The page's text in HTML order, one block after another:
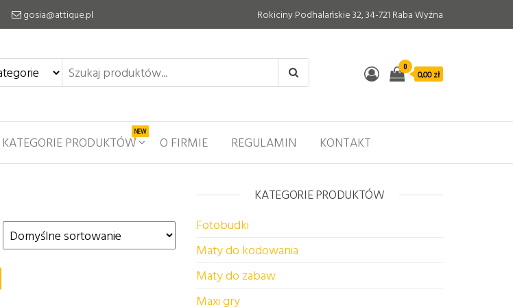
gosia@attique.pl Rokiciny Podhalańskie 32, 34-721 Raba Wyżna
0
0,00 zł
KATEGORIE PRODUKTÓW
NEW
O FIRMIE REGULAMIN KONTAKT
KATEGORIE PRODUKTÓW
Fotobudki
Maty do kodowania
Maty do zabaw
Maxi gry